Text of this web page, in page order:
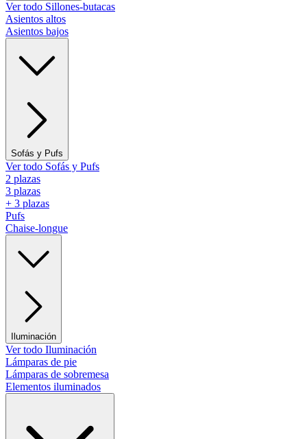
Ver todo Sillones-butacas
Asientos altos
Asientos bajos
Sofás y Pufs
Ver todo Sofás y Pufs
2 plazas
3 plazas
+ 3 plazas
Pufs
Chaise-longue
Iluminación
Ver todo Iluminación
Lámparas de pie
Lámparas de sobremesa
Elementos iluminados